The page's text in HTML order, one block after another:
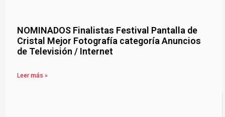
NOMINADOS Finalistas Festival Pantalla de
Cristal Mejor Fotografía categoría Anuncios
de Televisión / Internet
Leer más »